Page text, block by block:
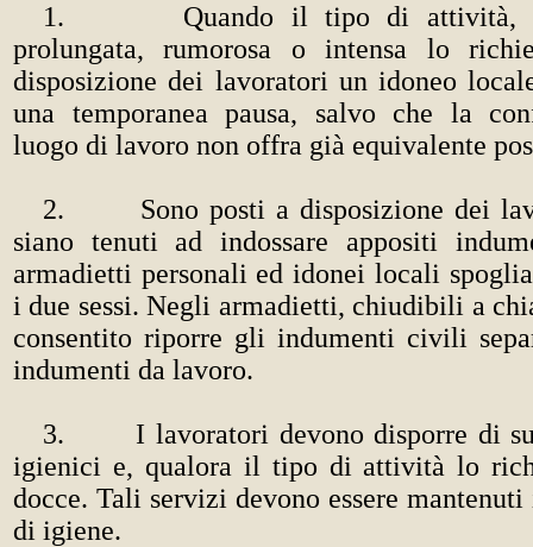
1. Quando il tipo di attività,
prolungata, rumorosa o intensa lo
disposizione dei lavoratori un idoneo
una temporanea pausa, salvo che la
luogo di lavoro non offra già equivalente
2. Sono posti a disposizione dei
siano tenuti ad indossare appositi
armadietti personali ed idonei locali
i due sessi. Negli armadietti, chiudibili a
consentito riporre gli indumenti civili
indumenti da lavoro.
3. I lavoratori devono disporre di
igienici e, qualora il tipo di attività lo
docce. Tali servizi devono essere
di igiene.